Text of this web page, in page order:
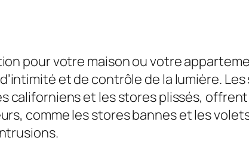
pour votre maison ou votre
et de contrôle de la lumière.
californiens et les stores plissés,
comme les stores bannes et les